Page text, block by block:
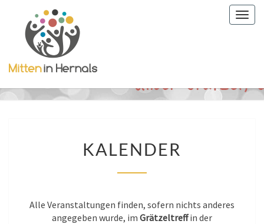
KALENDER
Alle Veranstaltungen finden, sofern nichts anderes
angegeben wurde, im Grätzeltreffin der
0:00
1:00
2:00